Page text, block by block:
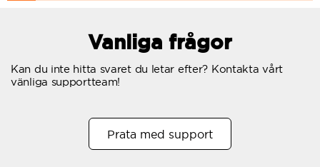
Vidarebefordring av e-post
30
Vanliga frågor
Kan du inte hitta svaret du letar efter? Kontakta vårt
vänliga supportteam!
Prata med support